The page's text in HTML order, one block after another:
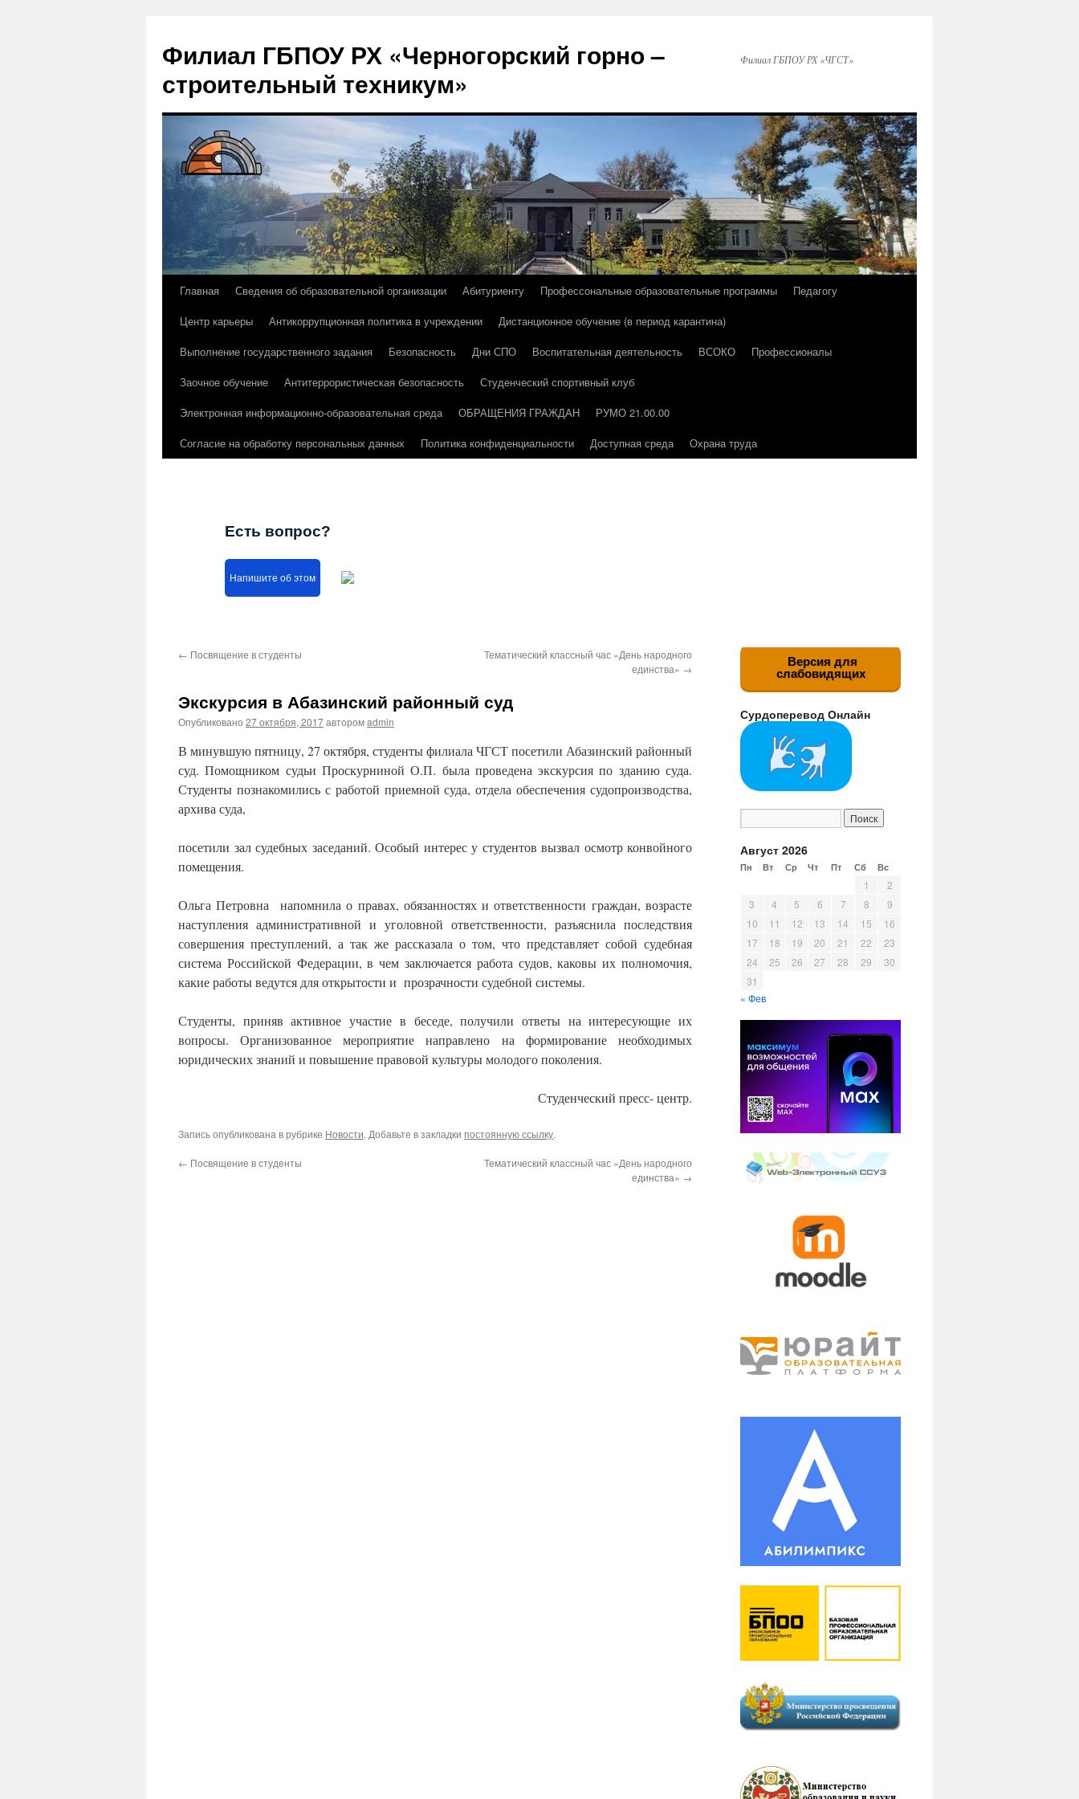
Филиал ГБПОУ РХ «Черногорский горно –
строительный техникум»
Филиал ГБПОУ РХ «ЧГСТ»
Перейти
содержимому
Главная Сведения об образовательной организации Абитуриенту Профессональные образовательные программы
Педагогу
Центр карьеры
Антикоррупционная политика в учреждении
Дистанционное обучение (в период карантина)
Выполнение государственного задания
Безопасность Дни СПО Воспитательная деятельность ВСОКО
Профессионалы
Заочное обучение
Антитеррористическая безопасность
Студенческий спортивный клуб
Электронная информационно-образовательная среда
ОБРАЩЕНИЯ ГРАЖДАН
РУМО 21.00.00
Согласие на обработку персональных данных
Политика конфиденциальности Доступная среда Охрана труда
Есть вопрос?
Напишите об этом
← Посвящение в студенты
Тематический классный час «День народного
единства» →
Экскурсия в Абазинский районный суд
Опубликовано 27 октября, 2017авторомadmin
В минувшую пятницу, 27 октября, студенты филиала ЧГСТ посетили Абазинский районный
суд. Помощником судьи Проскурниной О.П. была проведена экскурсия по зданию суда.
Студенты познакомились с работой приемной суда, отдела обеспечения судопроизводства,
архива суда,
посетили зал судебных заседаний. Особый интерес у студентов вызвал осмотр конвойного
помещения.
Ольга Петровна напомнила о правах, обязанностях и ответственности граждан, возрасте
наступления административной и уголовной ответственности, разъяснила последствия
совершения преступлений, а так же рассказала о том, что представляет собой судебная
система Российской Федерации, в чем заключается работа судов, каковы их полномочия,
какие работы ведутся для открытости и прозрачности судебной системы.
Студенты, приняв активное участие в беседе, получили ответы на интересующие их
вопросы. Организованное мероприятие направлено на формирование необходимых
юридических знаний и повышение правовой культуры молодого поколения.
Студенческий пресс- центр.
Запись опубликована в рубрике Новости. Добавьте в закладки постоянную ссылку.
← Посвящение в студенты
Тематический классный час «День народного
единства» →
Версия для
слабовидящих
Сурдоперевод Онлайн
Август 2026
Пн Вт Ср Чт Пт Сб Вс
1
2
3
4 5 6 7 8
9
10
11 12 13 14 15
16
17
18 19 20 21 22
23
24
25 26 27 28 29
30
31
« Фев